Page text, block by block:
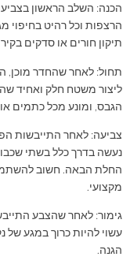
הכנה: השלב הראשון
הרצפות וכל רהיט בחיפוי
תיקון חורים או סדקים
תחול: לאחר שהחדר מוכן,
ליצור משטח חלק ואחיד
הגבס, ומונע מכל כתמים
צביעה: לאחר התייבשות
נעשה בדרך כלל בשתי
החלת הבאה. חשוב
מקצועי.
גימור: לאחר שהצבע
עשוי להיות כרוך במגע של
הגנה.